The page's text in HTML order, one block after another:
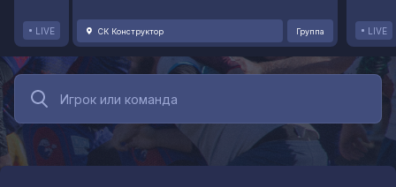
LIVE СК Конструктор Группа LIVE